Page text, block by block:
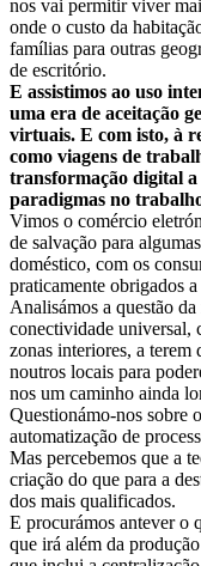
nos vai permitir viver
onde o custo da
famílias para outras
de escritório.
E assistimos ao uso
uma era de aceitação
virtuais. E com isto, à
como viagens de
transformação digital
paradigmas no
Vimos o comércio
de salvação para
doméstico, com os
praticamente obrigados
Analisámos a questão
conectividade universal,
zonas interiores, a terem
noutros locais para
nos um caminho ainda
Questionámo-nos sobre
automatização de
Mas percebemos que a
criação do que para a
dos mais qualificados.
E procurámos antever o
que irá além da